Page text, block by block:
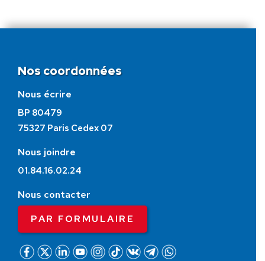
Nos coordonnées
Nous écrire
BP 80479
75327 Paris Cedex 07
Nous joindre
01.84.16.02.24
Nous contacter
PAR FORMULAIRE